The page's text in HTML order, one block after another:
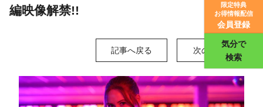
限定特典
お得情報配信
会員登録
気分で
検索
編映像解禁!!
記事へ戻る 次の写真 >